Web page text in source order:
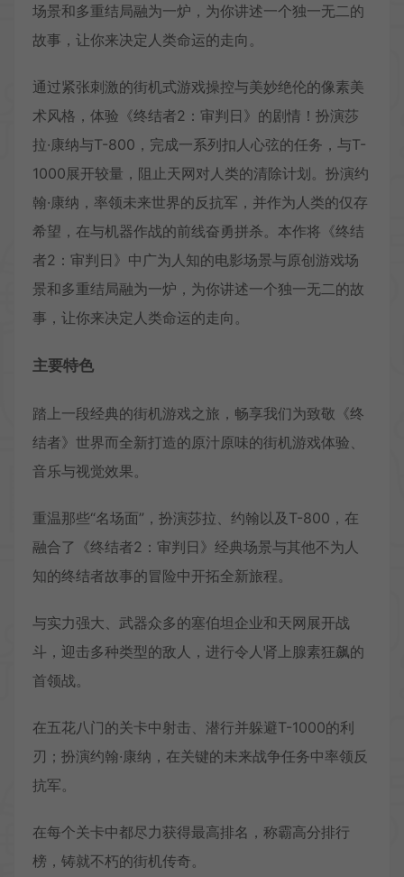
场景和多重结局融为一炉，为你讲述一个独一无二的
故事，让你来决定人类命运的走向。
通过紧张刺激的街机式游戏操控与美妙绝伦的像素美
术风格，体验《终结者2：审判日》的剧情！扮演莎
拉·康纳与T-800，完成一系列扣人心弦的任务，与T-
1000展开较量，阻止天网对人类的清除计划。扮演约
翰·康纳，率领未来世界的反抗军，并作为人类的仅存
希望，在与机器作战的前线奋勇拼杀。本作将《终结
者2：审判日》中广为人知的电影场景与原创游戏场
景和多重结局融为一炉，为你讲述一个独一无二的故
事，让你来决定人类命运的走向。
主要特色
踏上一段经典的街机游戏之旅，畅享我们为致敬《终
结者》世界而全新打造的原汁原味的街机游戏体验、
音乐与视觉效果。
重温那些“名场面”，扮演莎拉、约翰以及T-800，在
融合了《终结者2：审判日》经典场景与其他不为人
知的终结者故事的冒险中开拓全新旅程。
与实力强大、武器众多的塞伯坦企业和天网展开战
斗，迎击多种类型的敌人，进行令人肾上腺素狂飙的
首领战。
在五花八门的关卡中射击、潜行并躲避T-1000的利
刃；扮演约翰·康纳，在关键的未来战争任务中率领反
抗军。
在每个关卡中都尽力获得最高排名，称霸高分排行
榜，铸就不朽的街机传奇。